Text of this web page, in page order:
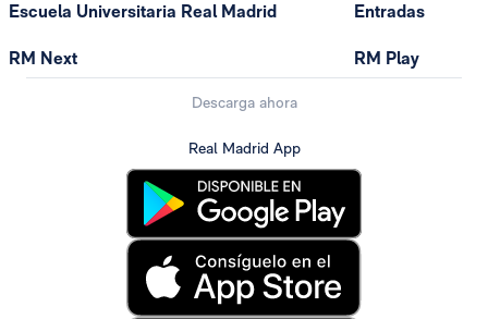
Escuela Universitaria Real Madrid
RM Next
Entradas
RM Play
Descarga ahora
Real Madrid App